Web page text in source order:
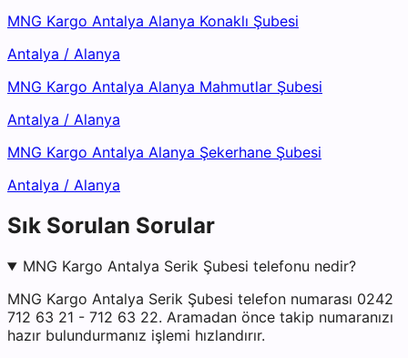
MNG Kargo Antalya Alanya Konaklı Şubesi
Antalya / Alanya
MNG Kargo Antalya Alanya Mahmutlar Şubesi
Antalya / Alanya
MNG Kargo Antalya Alanya Şekerhane Şubesi
Antalya / Alanya
Sık Sorulan Sorular
MNG Kargo Antalya Serik Şubesi telefonu nedir?
MNG Kargo Antalya Serik Şubesi telefon numarası 0242
712 63 21 - 712 63 22. Aramadan önce takip numaranızı
hazır bulundurmanız işlemi hızlandırır.